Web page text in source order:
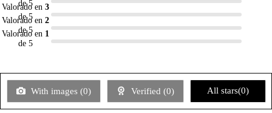
de 5
Valorado en 3
de 5
Valorado en 2
de 5
Valorado en 1
de 5
With images (0) Verified (0) All stars(0)